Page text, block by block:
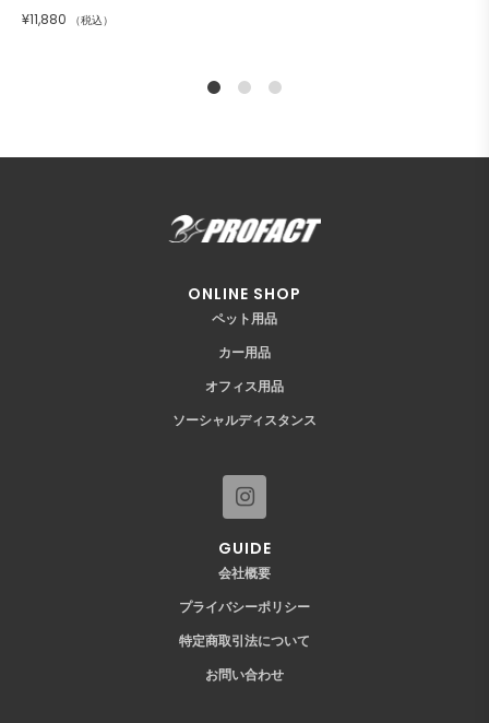
¥11,880 （税込）
ONLINE SHOP
ペット用品
カー用品
オフィス用品
ソーシャルディスタンス
GUIDE
会社概要
プライバシーポリシー
特定商取引法について
お問い合わせ